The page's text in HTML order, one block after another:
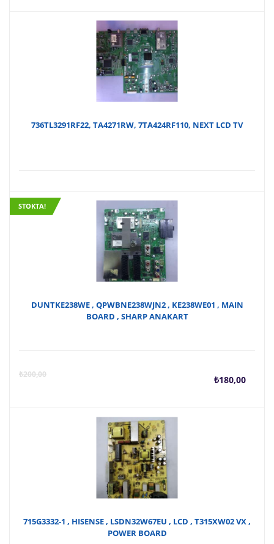
736TL3291RF22, TA4271RW, 7TA424RF110, NEXT LCD TV
STOKTA!
DUNTKE238WE , QPWBNE238WJN2 , KE238WE01 , MAIN
BOARD , SHARP ANAKART
₺200,00 ₺180,00
Şu
715G3332-1 , HISENSE , LSDN32W67EU , LCD , T315XW02 VX ,
POWER BOARD